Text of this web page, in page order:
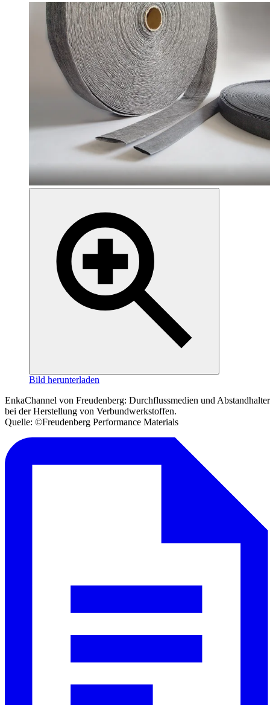
Bild herunterladen
EnkaChannel von Freudenberg: Durchflussmedien und Abstandhalter
bei der Herstellung von Verbundwerkstoffen.
Quelle: ©Freudenberg Performance Materials